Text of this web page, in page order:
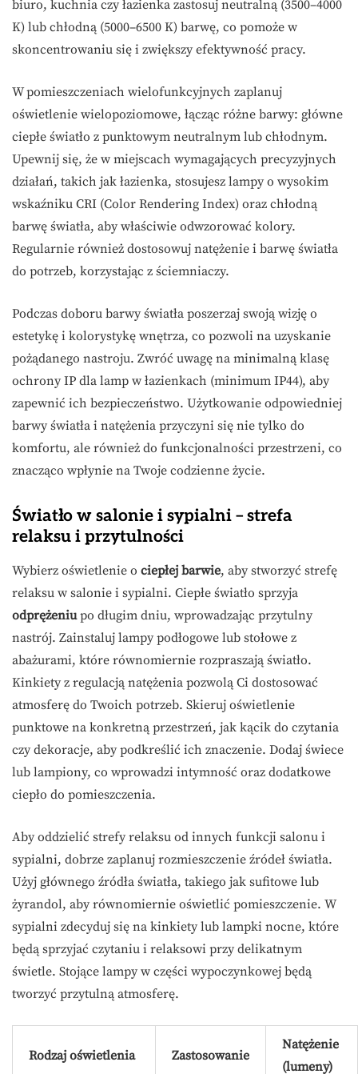
biuro, kuchnia czy łazienka zastosuj neutralną (3500–4000
K) lub chłodną (5000–6500 K) barwę, co pomoże w
skoncentrowaniu się i zwiększy efektywność pracy.
W pomieszczeniach wielofunkcyjnych zaplanuj
oświetlenie wielopoziomowe, łącząc różne barwy: główne
ciepłe światło z punktowym neutralnym lub chłodnym.
Upewnij się, że w miejscach wymagających precyzyjnych
działań, takich jak łazienka, stosujesz lampy o wysokim
wskaźniku CRI (Color Rendering Index) oraz chłodną
barwę światła, aby właściwie odwzorować kolory.
Regularnie również dostosowuj natężenie i barwę światła
do potrzeb, korzystając z ściemniaczy.
Podczas doboru barwy światła poszerzaj swoją wizję o
estetykę i kolorystykę wnętrza, co pozwoli na uzyskanie
pożądanego nastroju. Zwróć uwagę na minimalną klasę
ochrony IP dla lamp w łazienkach (minimum IP44), aby
zapewnić ich bezpieczeństwo. Użytkowanie odpowiedniej
barwy światła i natężenia przyczyni się nie tylko do
komfortu, ale również do funkcjonalności przestrzeni, co
znacząco wpłynie na Twoje codzienne życie.
Światło w salonie i sypialni – strefa
relaksu i przytulności
Wybierz oświetlenie o ciepłej barwie, aby stworzyć strefę
relaksu w salonie i sypialni. Ciepłe światło sprzyja
odprężeniupo długim dniu, wprowadzając przytulny
nastrój. Zainstaluj lampy podłogowe lub stołowe z
abażurami, które równomiernie rozpraszają światło.
Kinkiety z regulacją natężenia pozwolą Ci dostosować
atmosferę do Twoich potrzeb. Skieruj oświetlenie
punktowe na konkretną przestrzeń, jak kącik do czytania
czy dekoracje, aby podkreślić ich znaczenie. Dodaj świece
lub lampiony, co wprowadzi intymność oraz dodatkowe
ciepło do pomieszczenia.
Aby oddzielić strefy relaksu od innych funkcji salonu i
sypialni, dobrze zaplanuj rozmieszczenie źródeł światła.
Użyj głównego źródła światła, takiego jak sufitowe lub
żyrandol, aby równomiernie oświetlić pomieszczenie. W
sypialni zdecyduj się na kinkiety lub lampki nocne, które
będą sprzyjać czytaniu i relaksowi przy delikatnym
świetle. Stojące lampy w części wypoczynkowej będą
tworzyć przytulną atmosferę.
Rodzaj oświetlenia Zastosowanie
Natężenie
(lumeny)